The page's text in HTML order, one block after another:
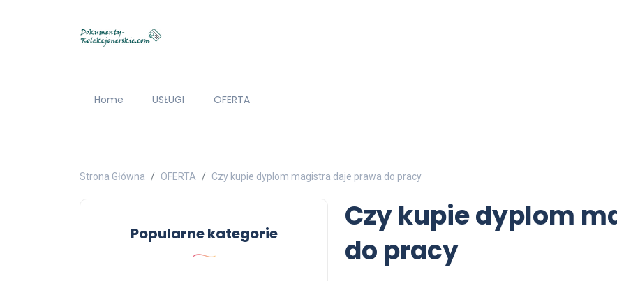
Home USŁUGI OFERTA
Strona Główna OFERTA Czy kupie dyplom magistra daje prawa do pracy
Czy kupie dyplom
do pracy
Popularne kategorie